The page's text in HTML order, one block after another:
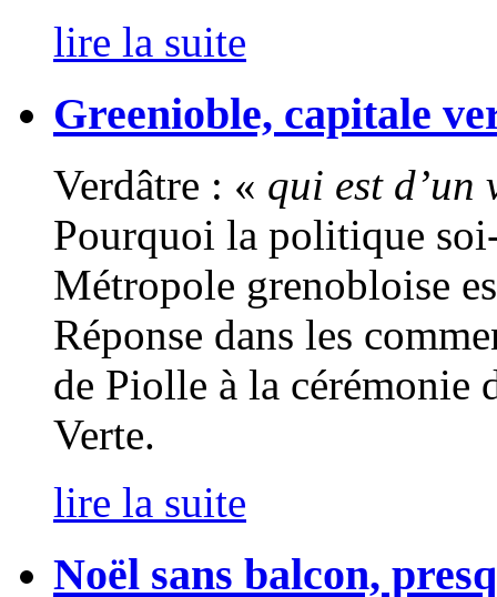
lire la suite
Greenioble, capitale
Verdâtre : « qui est
Pourquoi la politique
Métropole grenobloise
Réponse dans les
de Piolle à la cérémonie
Verte.
lire la suite
Noël sans balcon,